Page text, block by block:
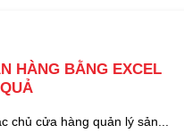
HÀNG BẰNG EXCEL
chủ cửa hàng quản lý sản...